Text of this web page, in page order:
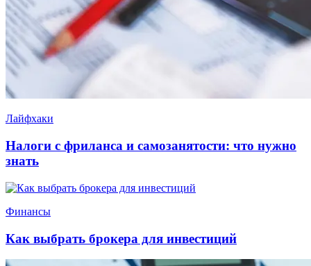
Лайфхаки
Налоги с фриланса и самозанятости: что нужно
знать
Финансы
Как выбрать брокера для инвестиций